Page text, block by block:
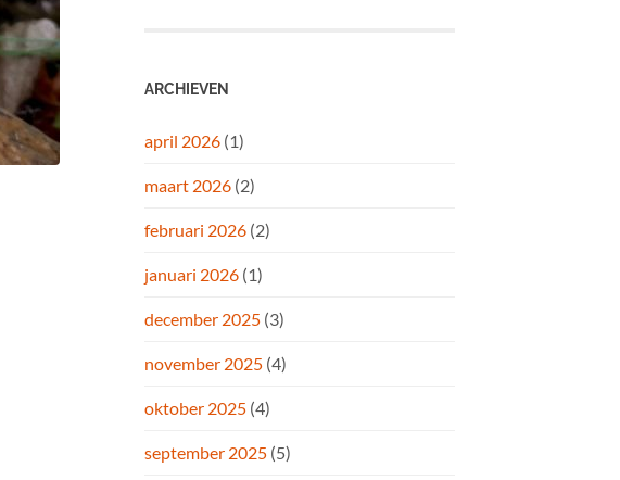
ARCHIEVEN
april 2026 (1)
maart 2026 (2)
februari 2026 (2)
januari 2026 (1)
december 2025 (3)
november 2025 (4)
oktober 2025 (4)
september 2025 (5)